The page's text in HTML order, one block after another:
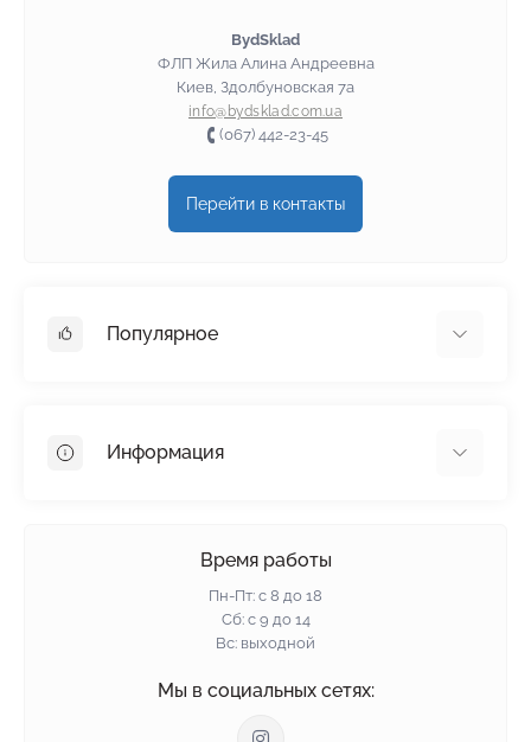
BydSklad
ФЛП Жила Алина Андреевна
Киев, Здолбуновская 7а
info@bydsklad.com.ua
(067) 442-23-45
Перейти в контакты
Популярное
Пенопласт
Информация
Политика конфиденциальности
Время работы
Пн-Пт: с 8 до 18
Сб: с 9 до 14
Вс: выходной
Мы в социальных сетях: